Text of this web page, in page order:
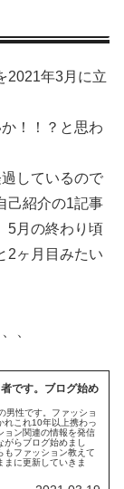
2021年3月に立
！！？と思わ
しているので
己紹介の1記事
5月の終わり頃
2ヶ月目みたい
、
です。ブログ始め
男性です。ファッショ
れこれ10年以上携わっ
ョン関連の情報を発信
がらブログ始めまし
もファッション教えて
まに更新していきま